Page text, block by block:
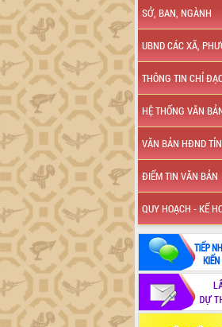
SỞ, BAN, NGÀNH
UBND CÁC XÃ,
THÔNG TIN CHỈ
HỆ THỐNG VĂN
VĂN BẢN HĐND
ĐIỂM TIN VĂN BẢN
QUY HOẠCH - KẾ